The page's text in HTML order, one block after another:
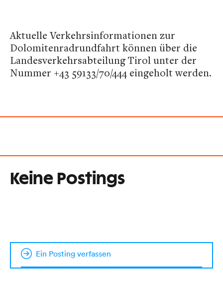
Aktuelle Verkehrsinformationen zur
Dolomitenradrundfahrt können über die
Landesverkehrsabteilung Tirol unter der
Nummer +43 59133/70/444 eingeholt werden.
Keine Postings
Ein Posting verfassen